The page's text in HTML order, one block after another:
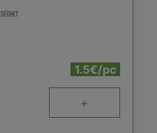
1.5€/pc
+